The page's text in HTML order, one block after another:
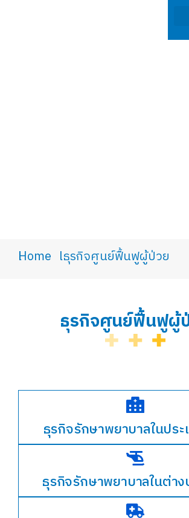
You are here:
Home ธุรกิจศูนย์ฟื้นฟูผู้ป่วย
ธุรกิจศูนย์ฟื้นฟูผู้
ธุรกิจรักษาพยาบาลในประ
ธุรกิจรักษาพยาบาลในต่าง